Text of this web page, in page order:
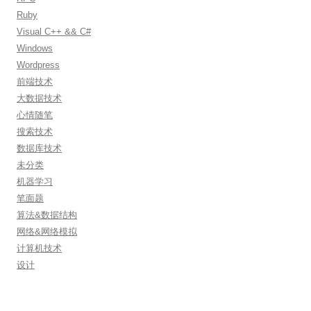
Ruby
Visual C++ && C#
Windows
Wordpress
前端技术
大数据技术
心情随笔
搜索技术
数据库技术
未分类
机器学习
笔面题
算法&数据结构
网络&网络模拟
计算机技术
设计